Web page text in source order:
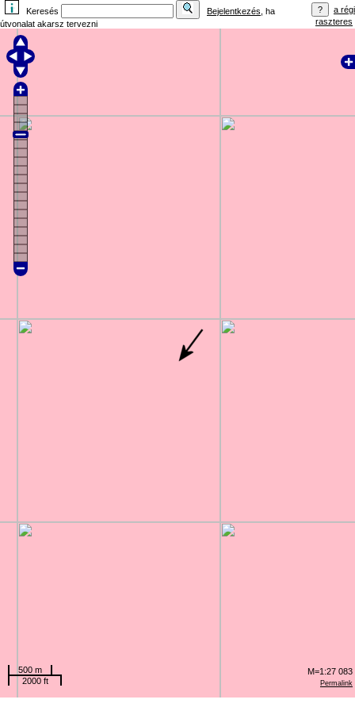
Keresés Bejelentkezés , ha
útvonalat akarsz tervezni
a régi
raszteres
Permalink
500 m
2000 ft
M=1:27 083